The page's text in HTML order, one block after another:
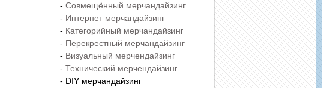
- Совмещённый мерчандайзинг
- Интернет мерчандайзинг
- Категорийный мерчандайзинг
- Перекрестный мерчандайзинг
- Визуальный мерчендайзинг
- Технический мерчендайзинг
- DIY мерчандайзинг